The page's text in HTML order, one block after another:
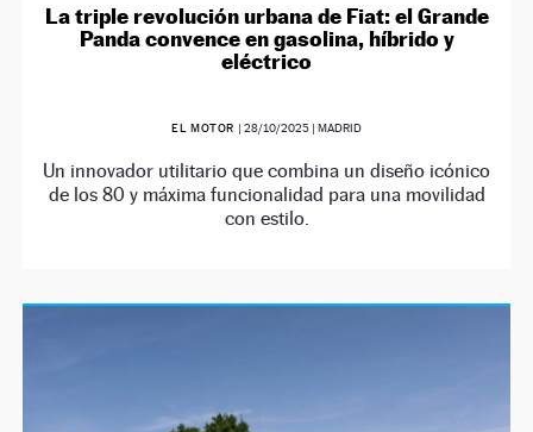
La triple revolución urbana de Fiat: el Grande
Panda convence en gasolina, híbrido y
eléctrico
EL MOTOR | 28/10/2025| MADRID
Un innovador utilitario que combina un diseño icónico
de los 80 y máxima funcionalidad para una movilidad
con estilo.